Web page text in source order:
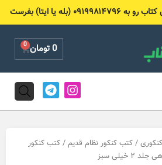
(بله یا ایتا) بفرست
0تومان 0
Cart
I
n
s
g
T
e
l
r / کتب کنکور نظام قدیم / کتب کنکور
خیلی سبز